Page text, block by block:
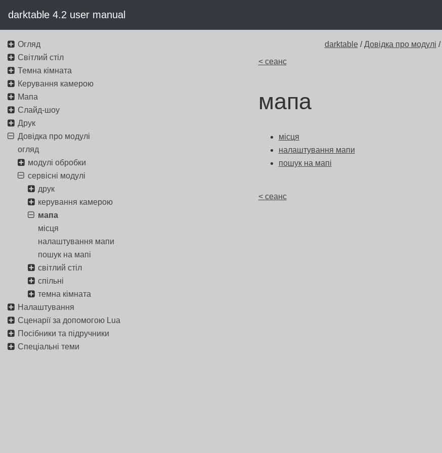
darktable 4.2 user manual
darktable /Довідка про модулі /
< сеанс
мапа
місця
налаштування мапи
пошук на мапі
< сеанс
Огляд
Світлий стіл
Темна кімната
Керування камерою
Мапа
Слайд-шоу
Друк
Довідка про модулі
огляд
модулі обробки
сервісні модулі
друк
керування камерою
мапа
місця
налаштування мапи
пошук на мапі
світлий стіл
спільні
темна кімната
Налаштування
Сценарії за допомогою Lua
Посібники та підручники
Спеціальні теми